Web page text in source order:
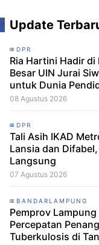
Update
DPR
Ria Hartini Hadir
Besar UIN Jurai
untuk Dunia
08 Agustus 2026
DPR
Tali Asih IKAD
Lansia dan
Langsung
07 Agustus 2026
BANDARLAMPUNG
Pemprov
Percepatan
Tuberkulosis di